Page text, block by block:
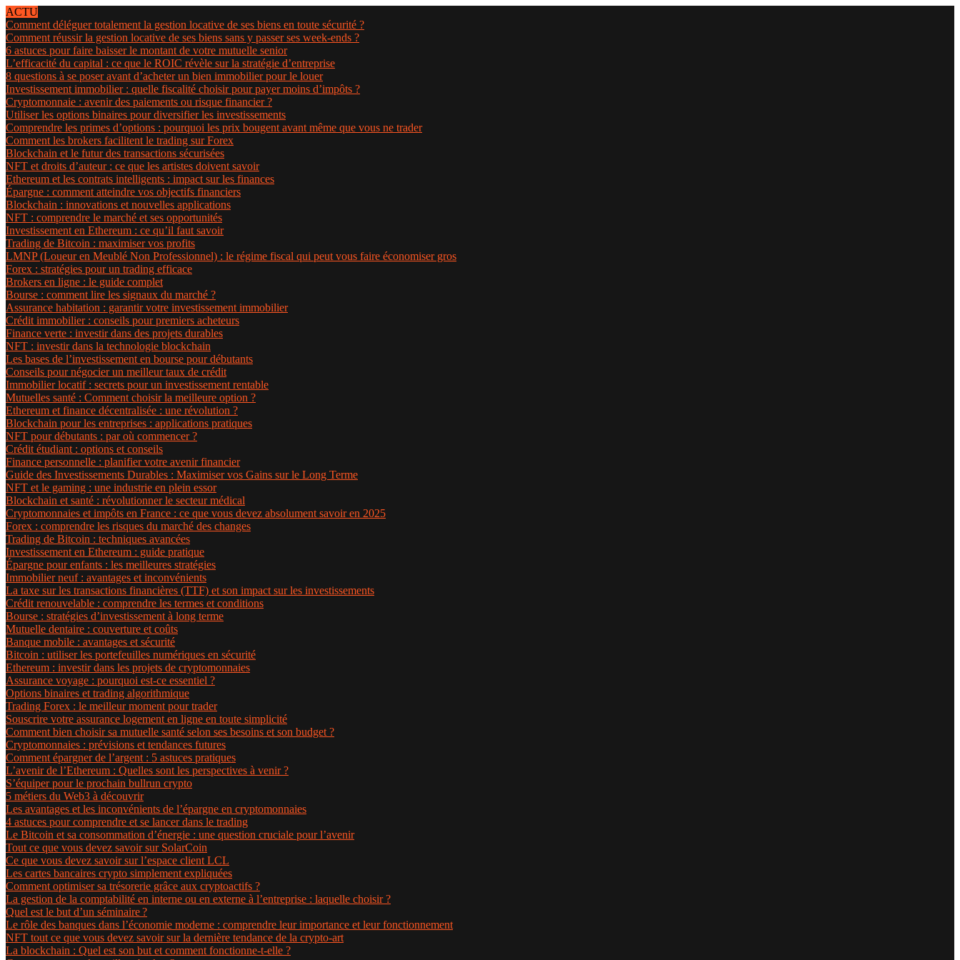
ACTU
Comment déléguer totalement la gestion locative de ses biens en toute sécurité ?
Comment réussir la gestion locative de ses biens sans y passer ses week-ends ?
6 astuces pour faire baisser le montant de votre mutuelle senior
L’efficacité du capital : ce que le ROIC révèle sur la stratégie d’entreprise
8 questions à se poser avant d’acheter un bien immobilier pour le louer
Investissement immobilier : quelle fiscalité choisir pour payer moins d’impôts ?
Cryptomonnaie : avenir des paiements ou risque financier ?
Utiliser les options binaires pour diversifier les investissements
Comprendre les primes d’options : pourquoi les prix bougent avant même que vous ne trader
Comment les brokers facilitent le trading sur Forex
Blockchain et le futur des transactions sécurisées
NFT et droits d’auteur : ce que les artistes doivent savoir
Ethereum et les contrats intelligents : impact sur les finances
Épargne : comment atteindre vos objectifs financiers
Blockchain : innovations et nouvelles applications
NFT : comprendre le marché et ses opportunités
Investissement en Ethereum : ce qu’il faut savoir
Trading de Bitcoin : maximiser vos profits
LMNP (Loueur en Meublé Non Professionnel) : le régime fiscal qui peut vous faire économiser gros
Forex : stratégies pour un trading efficace
Brokers en ligne : le guide complet
Bourse : comment lire les signaux du marché ?
Assurance habitation : garantir votre investissement immobilier
Crédit immobilier : conseils pour premiers acheteurs
Finance verte : investir dans des projets durables
NFT : investir dans la technologie blockchain
Les bases de l’investissement en bourse pour débutants
Conseils pour négocier un meilleur taux de crédit
Immobilier locatif : secrets pour un investissement rentable
Mutuelles santé : Comment choisir la meilleure option ?
Ethereum et finance décentralisée : une révolution ?
Blockchain pour les entreprises : applications pratiques
NFT pour débutants : par où commencer ?
Crédit étudiant : options et conseils
Finance personnelle : planifier votre avenir financier
Guide des Investissements Durables : Maximiser vos Gains sur le Long Terme
NFT et le gaming : une industrie en plein essor
Blockchain et santé : révolutionner le secteur médical
Cryptomonnaies et impôts en France : ce que vous devez absolument savoir en 2025
Forex : comprendre les risques du marché des changes
Trading de Bitcoin : techniques avancées
Investissement en Ethereum : guide pratique
Épargne pour enfants : les meilleures stratégies
Immobilier neuf : avantages et inconvénients
La taxe sur les transactions financières (TTF) et son impact sur les investissements
Crédit renouvelable : comprendre les termes et conditions
Bourse : stratégies d’investissement à long terme
Mutuelle dentaire : couverture et coûts
Banque mobile : avantages et sécurité
Bitcoin : utiliser les portefeuilles numériques en sécurité
Ethereum : investir dans les projets de cryptomonnaies
Assurance voyage : pourquoi est-ce essentiel ?
Options binaires et trading algorithmique
Trading Forex : le meilleur moment pour trader
Souscrire votre assurance logement en ligne en toute simplicité
Comment bien choisir sa mutuelle santé selon ses besoins et son budget ?
Cryptomonnaies : prévisions et tendances futures
Comment épargner de l’argent : 5 astuces pratiques
L’avenir de l’Ethereum : Quelles sont les perspectives à venir ?
S’équiper pour le prochain bullrun crypto
5 métiers du Web3 à découvrir
Les avantages et les inconvénients de l’épargne en cryptomonnaies
4 astuces pour comprendre et se lancer dans le trading
Le Bitcoin et sa consommation d’énergie : une question cruciale pour l’avenir
Tout ce que vous devez savoir sur SolarCoin
Ce que vous devez savoir sur l’espace client LCL
Les cartes bancaires crypto simplement expliquées
Comment optimiser sa trésorerie grâce aux cryptoactifs ?
La gestion de la comptabilité en interne ou en externe à l’entreprise : laquelle choisir ?
Quel est le but d’un séminaire ?
Le rôle des banques dans l’économie moderne : comprendre leur importance et leur fonctionnement
NFT tout ce que vous devez savoir sur la dernière tendance de la crypto-art
La blockchain : Quel est son but et comment fonctionne-t-elle ?